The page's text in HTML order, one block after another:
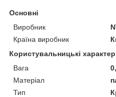
Основні
Виробник
Країна виробник
Користувальницькі
Вага
Матеріал
Тип